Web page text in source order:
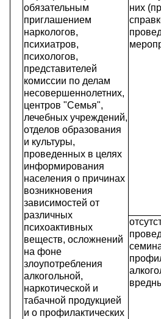
обязательным
приглашением
наркологов,
психиатров,
психологов,
представителей
комиссии по делам
несовершеннолетних,
центров "Семья",
лечебных учреждений,
отделов образования
и культуры,
проведенных в целях
информирования
населения о причинах
возникновения
зависимостей от
различных
психоактивных
веществ, осложнений
на фоне
злоупотребления
алкогольной,
наркотической и
табачной продукцией
и о профилактических
них